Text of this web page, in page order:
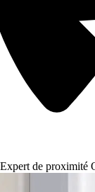
Expert de proximité